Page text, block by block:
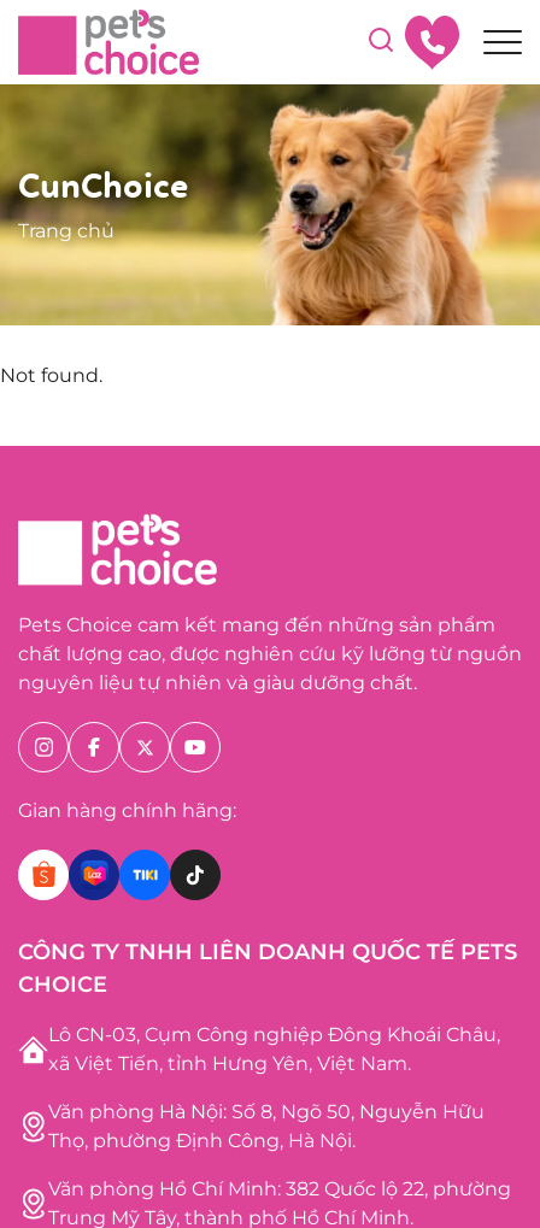
CunChoice
Trang chủ
Not found.
Pets Choice cam kết mang đến những sản phẩm
chất lượng cao, được nghiên cứu kỹ lưỡng từ nguồn
nguyên liệu tự nhiên và giàu dưỡng chất.
Gian hàng chính hãng:
CÔNG TY TNHH LIÊN DOANH QUỐC TẾ PETS
CHOICE
Lô CN-03, Cụm Công nghiệp Đông Khoái Châu,
xã Việt Tiến, tỉnh Hưng Yên, Việt Nam.
Văn phòng Hà Nội: Số 8, Ngõ 50, Nguyễn Hữu
Thọ, phường Định Công, Hà Nội.
Văn phòng Hồ Chí Minh: 382 Quốc lộ 22, phường
Trung Mỹ Tây, thành phố Hồ Chí Minh.